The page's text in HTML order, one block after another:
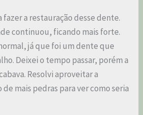
fazer a restauração desse dente.
continuou, ficando mais forte.
já que foi um dente que
Deixei o tempo passar, porém a
Resolvi aproveitar a
mais pedras para ver como seria